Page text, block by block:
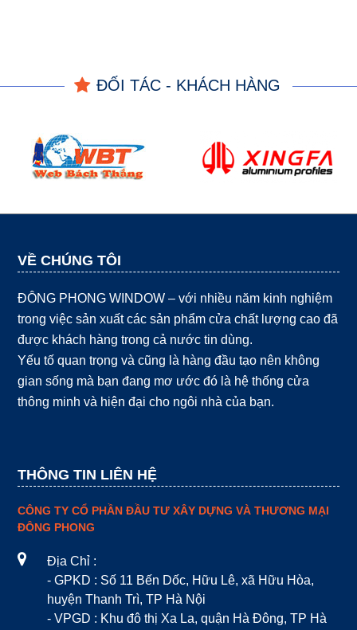
ĐỐI TÁC - KHÁCH HÀNG
VỀ CHÚNG TÔI
ĐÔNG PHONG WINDOW – với nhiều năm kinh nghiệm
trong việc sản xuất các sản phẩm cửa chất lượng cao đã
được khách hàng trong cả nước tin dùng.
Yếu tố quan trọng và cũng là hàng đầu tạo nên không
gian sống mà bạn đang mơ ước đó là hệ thống cửa
thông minh và hiện đại cho ngôi nhà của bạn.
THÔNG TIN LIÊN HỆ
CÔNG TY CỔ PHẦN ĐẦU TƯ XÂY DỰNG VÀ THƯƠNG MẠI
ĐÔNG PHONG
Địa Chỉ :
- GPKD : Số 11 Bến Dốc, Hữu Lê, xã Hữu Hòa,
huyện Thanh Trì, TP Hà Nội
- VPGD : Khu đô thị Xa La, quận Hà Đông, TP Hà